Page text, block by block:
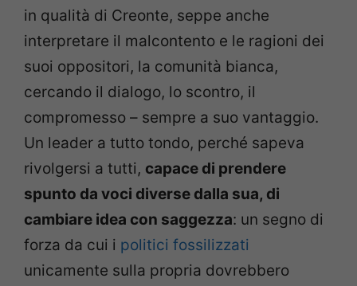
in qualità di Creonte, seppe anche
interpretare il malcontento e le ragioni dei
suoi oppositori, la comunità bianca,
cercando il dialogo, lo scontro, il
compromesso – sempre a suo vantaggio.
Un leader a tutto tondo, perché sapeva
rivolgersi a tutti, capace di prendere
spunto da voci diverse dalla sua, di
cambiare idea con saggezza: un segno di
forza da cui i politici fossilizzati
unicamente sulla propria dovrebbero